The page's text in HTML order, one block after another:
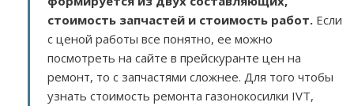
стоимость запчастей и стоимость работ. Если
с ценой работы все понятно, ее можно
посмотреть на сайте в прейскуранте цен на
ремонт, то с запчастями сложнее. Для того чтобы
узнать стоимость ремонта газонокосилки IVT,